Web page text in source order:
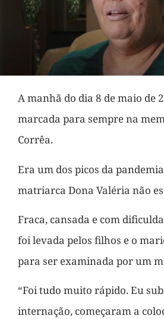
A manhã do dia 8 de maio de
marcada para sempre na
Corrêa.
Era um dos picos da
matriarca Dona Valéria não
Fraca, cansada e com
foi levada pelos filhos e o
para ser examinada por um
“Foi tudo muito rápido. Eu
internação, começaram a